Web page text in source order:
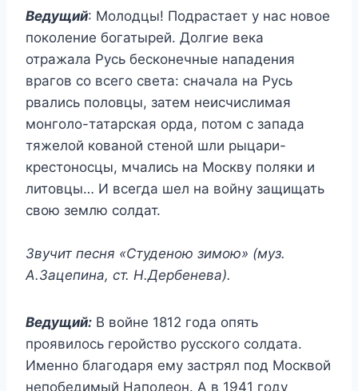
Ведущий: Молодцы! Подрастает у нас новое
поколение богатырей. Долгие века
отражала Русь бесконечные нападения
врагов со всего света: сначала на Русь
рвались половцы, затем неисчислимая
монголо-татарская орда, потом с запада
тяжелой кованой стеной шли рыцари-
крестоносцы, мчались на Москву поляки и
литовцы… И всегда шел на войну защищать
свою землю солдат.
Звучит песня «Студеною зимою» (муз.
А.Зацепина, ст. Н.Дербенева).
Ведущий: В войне 1812 года опять
проявилось геройство русского солдата.
Именно благодаря ему застрял под Москвой
непобедимый Наполеон. А в 1941 году